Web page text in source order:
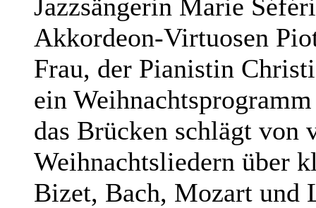
Jazzsängerin Marie
Akkordeon-Virtuosen
Frau, der Pianistin
ein
das Brücken schlägt von
Weihnachtsliedern über
Bizet, Bach, Mozart und